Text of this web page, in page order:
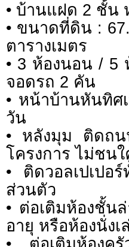
• บ้านแฝด 2 ชั้น
• ขนาดที่ดิน :
ตารางเมตร
• 3 ห้องนอน / 5
จอดรถ 2 คัน
• หน้าบ้านหันทิศ
วัน
• หลังมุม ติดถ
โครงการ ไม่ชนใ
• ติดวอลเปเปอ
ส่วนตัว
• ต่อเติมห้องชั้น
อายุ หรือห้องนั่งเ